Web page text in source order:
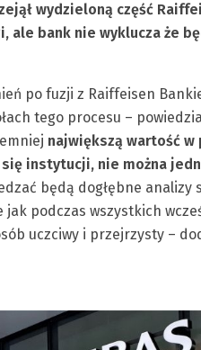
wydzieloną część
ale bank nie wyklucza że
po fuzji z Raiffeisen
tego procesu –
największą wartość
instytucji, nie można
będą dogłębne analizy
podczas wszystkich
uczciwy i przejrzysty –